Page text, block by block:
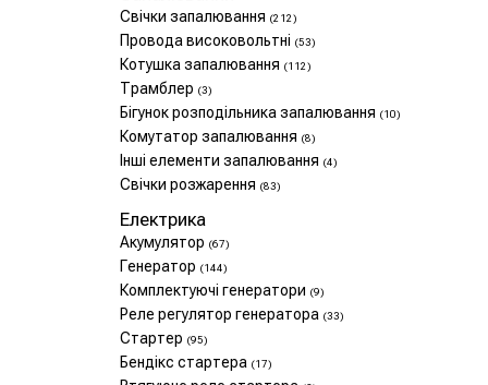
Свічки запалювання (212)
Провода високовольтні (53)
Котушка запалювання (112)
Трамблер (3)
Бігунок розподільника запалювання (10)
Комутатор запалювання (8)
Інші елементи запалювання (4)
Свічки розжарення (83)
Електрика
Акумулятор (67)
Генератор (144)
Комплектуючі генератори (9)
Реле регулятор генератора (33)
Стартер (95)
Бендікс стартера (17)